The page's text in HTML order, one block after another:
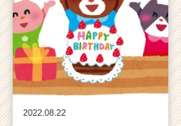
2022.08.22